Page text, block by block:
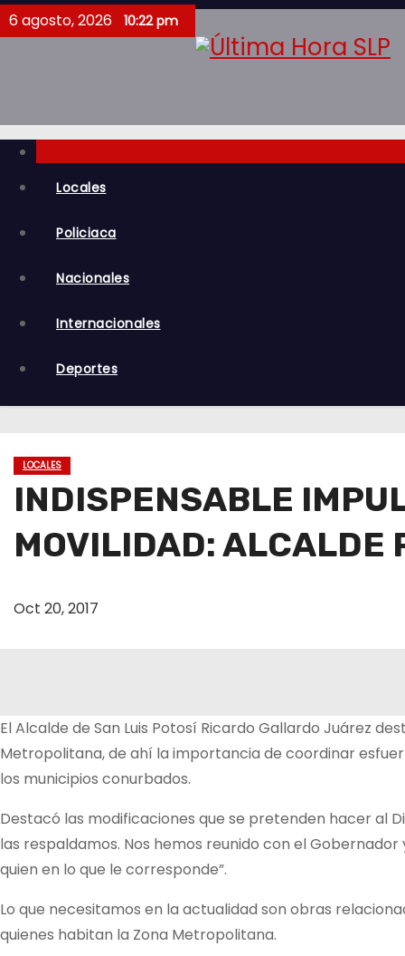
S
a
r
6 agosto, 2026 10:22 pm
Locales
Policiaca
Nacionales
Internacionales
Deportes
LOCALES
INDISPENSABLE
MOVILIDAD: ALCALDE
Oct 20, 2017
El Alcalde de San Luis Potosí Ricardo Gallardo Juárez
Metropolitana, de ahí la importancia de coordinar
los municipios conurbados.
Destacó las modificaciones que se pretenden hacer al
las respaldamos. Nos hemos reunido con el
quien en lo que le corresponde”.
Lo que necesitamos en la actualidad son obras
quienes habitan la Zona Metropolitana.